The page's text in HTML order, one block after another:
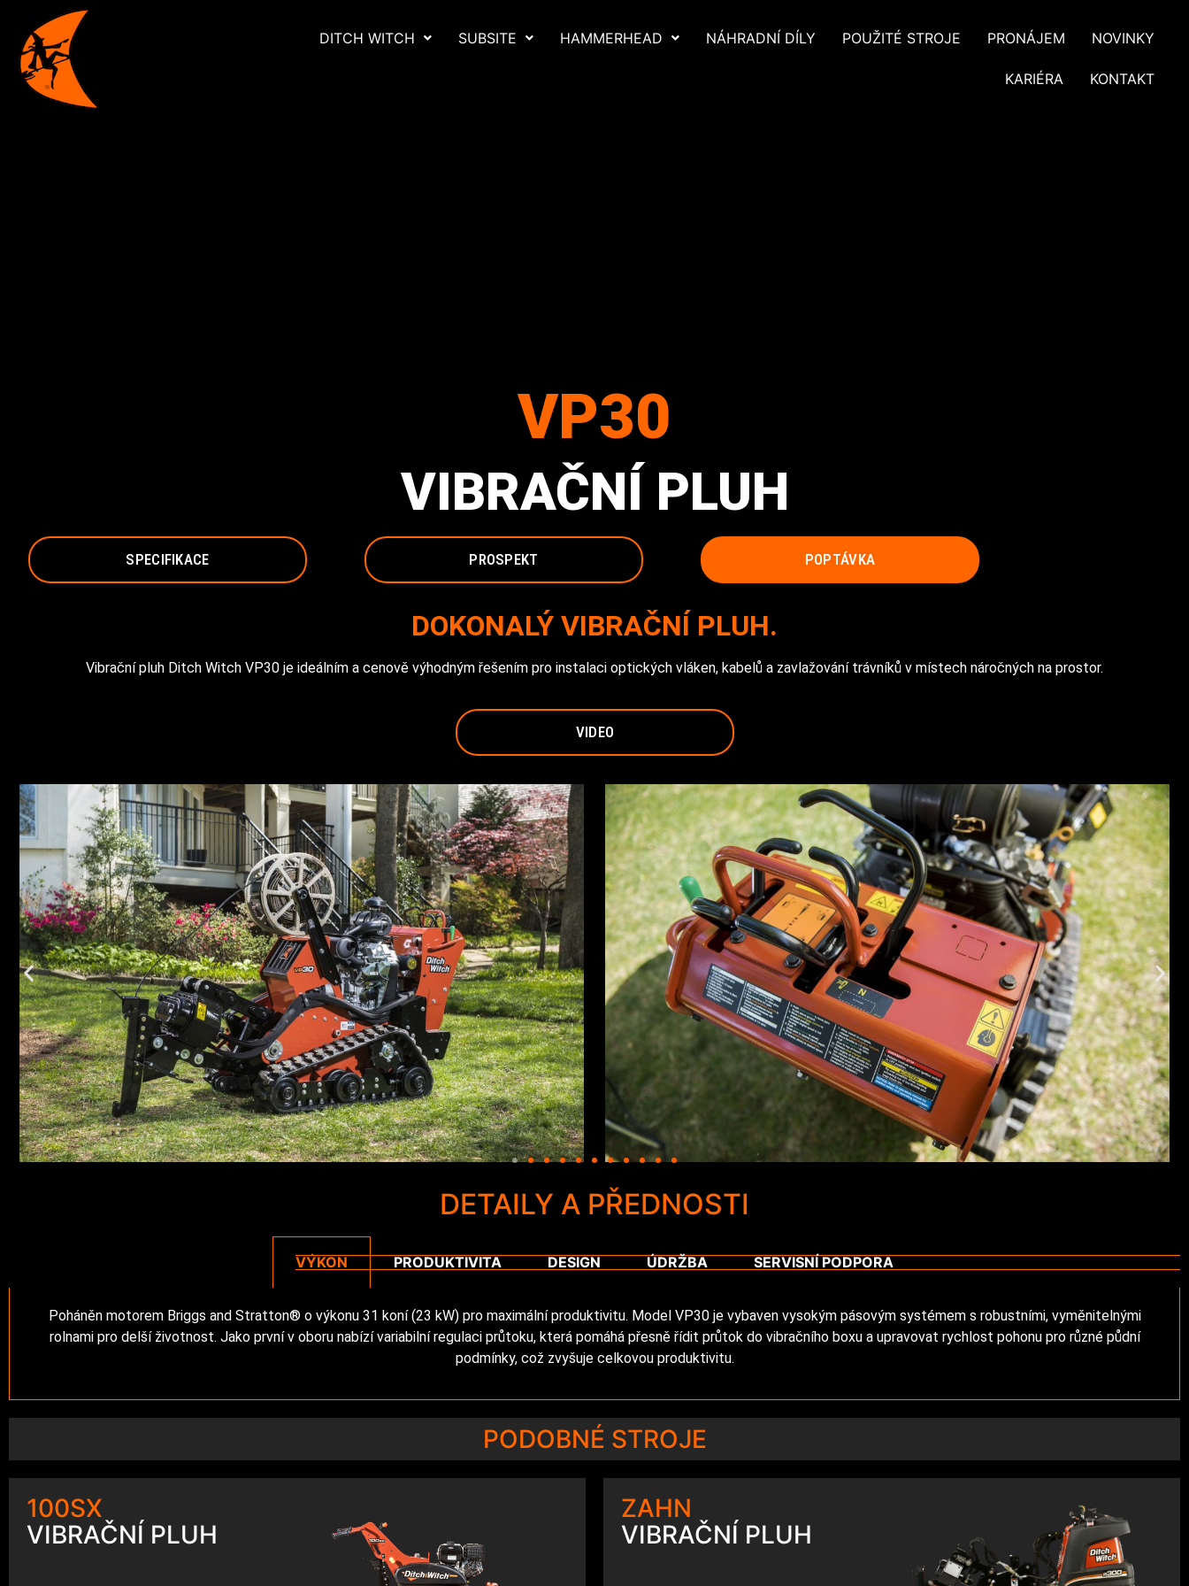
DITCH WITCH SUBSITE HAMMERHEAD NÁHRADNÍ DÍLY POUŽITÉ STROJE PRONÁJEM NOVINKY
KARIÉRA KONTAKT
VP30
VIBRAČNÍ PLUH
SPECIFIKACE PROSPEKT POPTÁVKA
DOKONALÝ VIBRAČNÍ PLUH.
Vibrační pluh Ditch Witch VP30 je ideálním a cenově výhodným řešením pro instalaci optických vláken, kabelů a zavlažování trávníků v místech náročných na prostor.
VIDEO
DETAILY A PŘEDNOSTI
VÝKON PRODUKTIVITA DESIGN ÚDRŽBA SERVISNÍ PODPORA
Poháněn motorem Briggs and Stratton® o výkonu 31 koní (23 kW) pro maximální produktivitu. Model VP30 je vybaven vysokým pásovým systémem s robustními, vyměnitelnými
rolnami pro delší životnost. Jako první v oboru nabízí variabilní regulaci průtoku, která pomáhá přesně řídit průtok do vibračního boxu a upravovat rychlost pohonu pro různé půdní
podmínky, což zvyšuje celkovou produktivitu.
PODOBNÉ STROJE
100SX
VIBRAČNÍ PLUH
ZAHN
VIBRAČNÍ PLUH